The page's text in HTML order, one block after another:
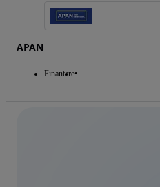
APAN
Finantare